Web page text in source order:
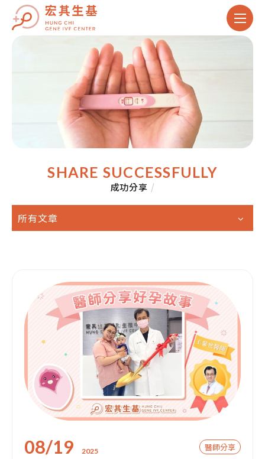
SHARE SUCCESSFULLY
成功分享 /
所有文章
08/19 2025 醫師分享